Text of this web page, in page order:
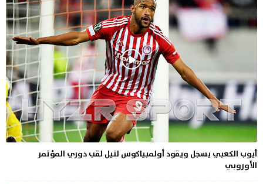
أيوب الكعبي يسجل ويقود أولمبياكوس لنيل لقب دوري المؤتمر
الأوروبي